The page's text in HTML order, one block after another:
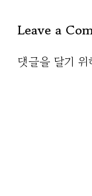
Leave a
댓글을 달기 위